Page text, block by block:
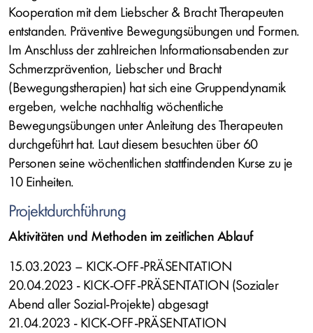
Kooperation mit dem Liebscher & Bracht Therapeuten
entstanden. Präventive Bewegungsübungen und Formen.
Im Anschluss der zahlreichen Informationsabenden zur
Schmerzprävention, Liebscher und Bracht
(Bewegungstherapien) hat sich eine Gruppendynamik
ergeben, welche nachhaltig wöchentliche
Bewegungsübungen unter Anleitung des Therapeuten
durchgeführt hat. Laut diesem besuchten über 60
Personen seine wöchentlichen stattfindenden Kurse zu je
10 Einheiten.
Projektdurchführung
Aktivitäten und Methoden im zeitlichen Ablauf
15.03.2023 – KICK-OFF-PRÄSENTATION
20.04.2023 - KICK-OFF-PRÄSENTATION (Sozialer
Abend aller Sozial-Projekte) abgesagt
21.04.2023 - KICK-OFF-PRÄSENTATION